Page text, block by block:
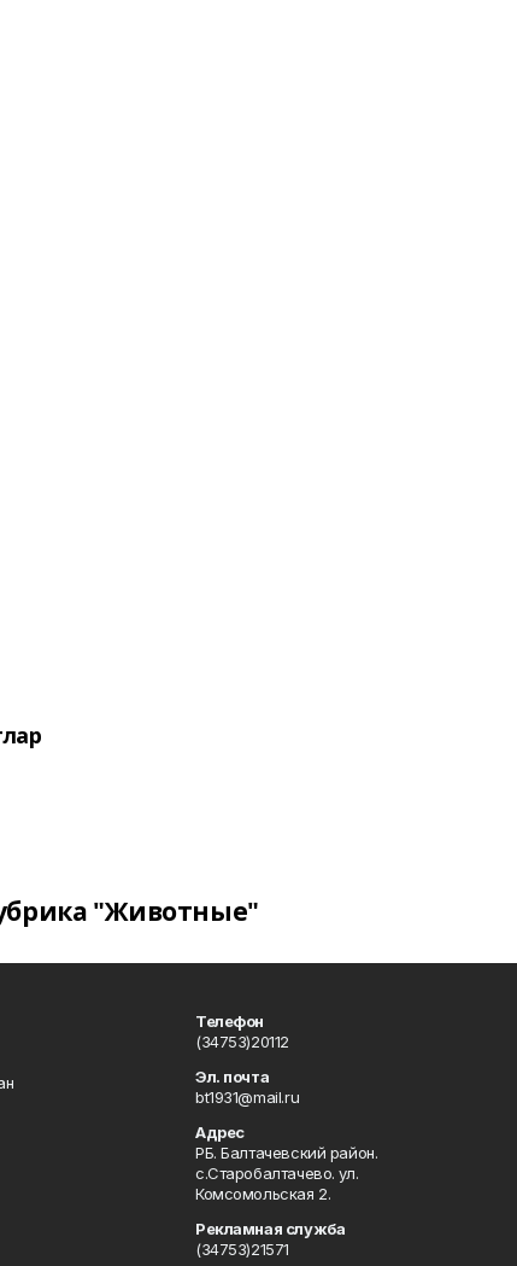
"Животные"
Телефон
(34753)20112
Эл. почта
bt1931@mail.ru
Адрес
РБ. Балтачевский район.
с.Старобалтачево. ул.
Комсомольская 2.
Рекламная служба
(34753)21571